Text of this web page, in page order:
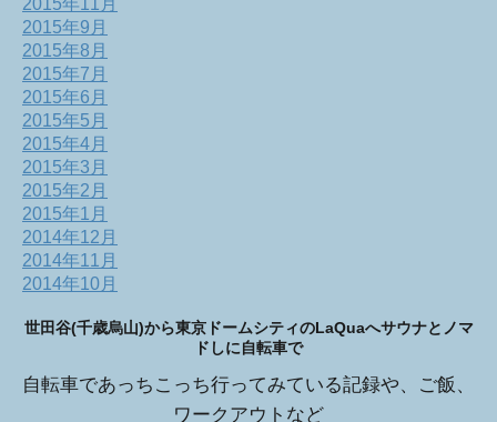
2015年11月
2015年9月
2015年8月
2015年7月
2015年6月
2015年5月
2015年4月
2015年3月
2015年2月
2015年1月
2014年12月
2014年11月
2014年10月
世田谷(千歳烏山)から東京ドームシティのLaQuaへサウナとノマ
ドしに自転車で
自転車であっちこっち行ってみている記録や、ご飯、
ワークアウトなど